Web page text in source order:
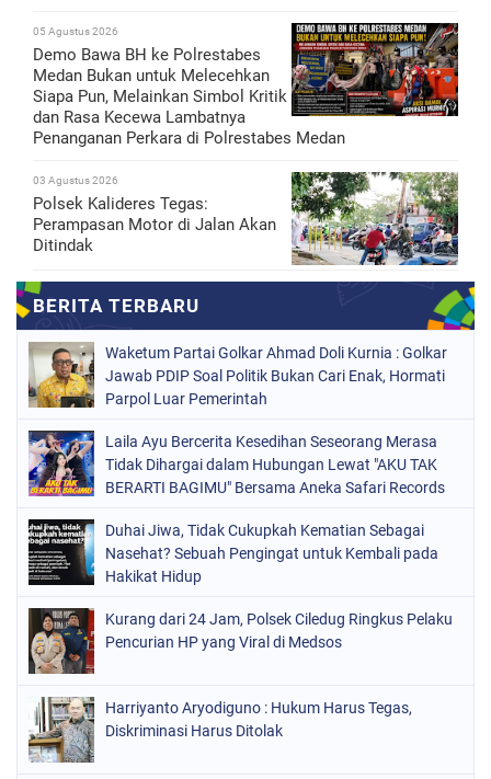
05 Agustus 2026
Demo Bawa BH ke Polrestabes
Medan Bukan untuk Melecehkan
Siapa Pun, Melainkan Simbol Kritik
dan Rasa Kecewa Lambatnya
Penanganan Perkara di Polrestabes Medan
03 Agustus 2026
Polsek Kalideres Tegas:
Perampasan Motor di Jalan Akan
Ditindak
Waketum Partai Golkar Ahmad Doli Kurnia : Golkar
Jawab PDIP Soal Politik Bukan Cari Enak, Hormati
Parpol Luar Pemerintah
Laila Ayu Bercerita Kesedihan Seseorang Merasa
Tidak Dihargai dalam Hubungan Lewat "AKU TAK
BERARTI BAGIMU" Bersama Aneka Safari Records
Duhai Jiwa, Tidak Cukupkah Kematian Sebagai
Nasehat? Sebuah Pengingat untuk Kembali pada
Hakikat Hidup
Kurang dari 24 Jam, Polsek Ciledug Ringkus Pelaku
Pencurian HP yang Viral di Medsos
Harriyanto Aryodiguno : Hukum Harus Tegas,
Diskriminasi Harus Ditolak